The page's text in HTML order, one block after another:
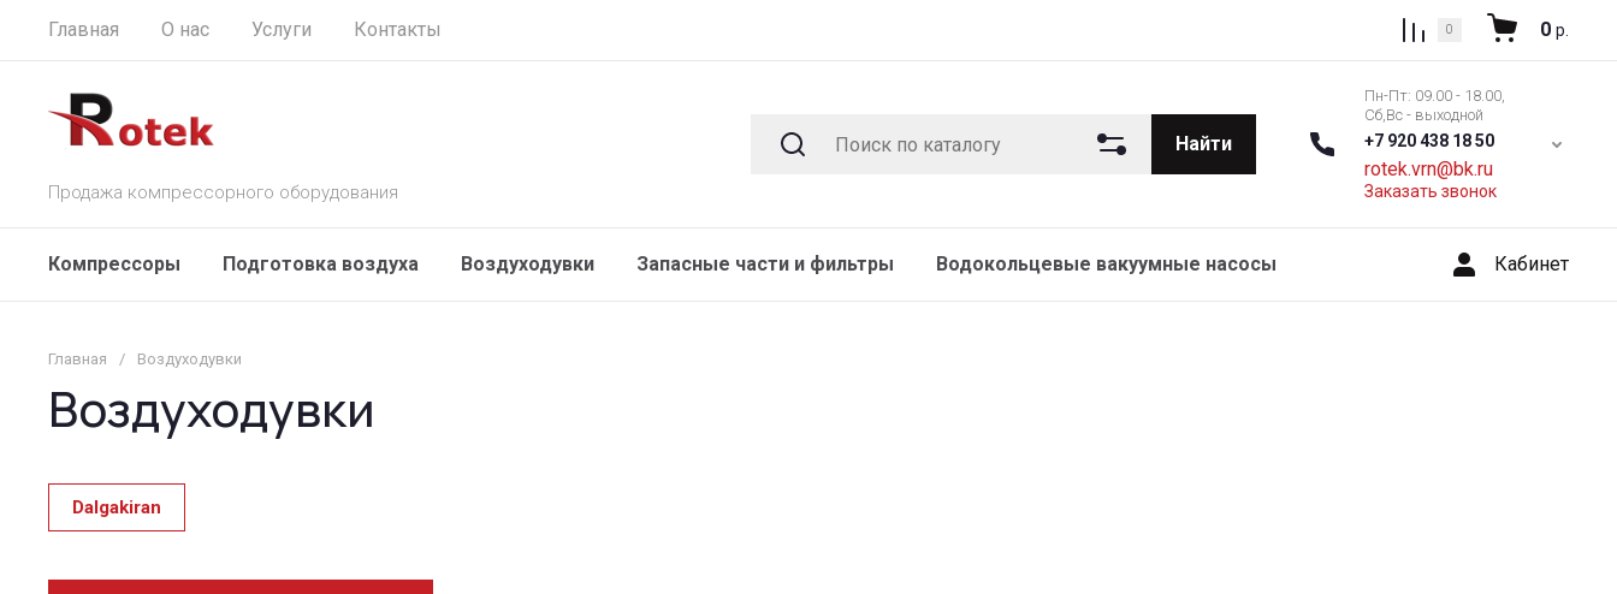
Главная О нас Услуги Контакты 0 0 р.
Продажа компрессорного оборудования
Найти
Пн-Пт: 09.00 - 18.00,
Сб,Вс - выходной
+7 920 438 18 50
rotek.vrn@bk.ru
Заказать звонок
Компрессоры Подготовка воздуха Воздуходувки Запасные части и фильтры Водокольцевые вакуумные насосы Кабинет
Главная / Воздуходувки
Воздуходувки
Dalgakiran